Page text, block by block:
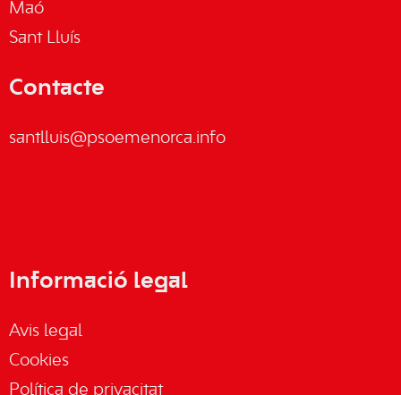
Maó
Sant Lluís
Contacte
santlluis@psoemenorca.info
Informació legal
Avis legal
Cookies
Política de privacitat